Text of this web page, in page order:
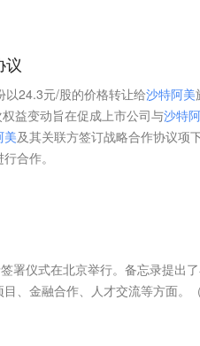
议
24.3元/股的价格转让给沙特阿美
益变动旨在促成上市公司与沙特阿
美及其关联方签订战略合作协议项
合作。
署仪式在北京举行。备忘录提出
、金融合作、人才交流等方面。